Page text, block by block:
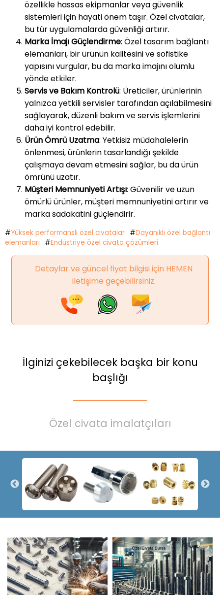
özellikle hassas ekipmanlar veya güvenlik
sistemleri için hayati önem taşır. Özel civatalar,
bu tür uygulamalarda güvenliği artırır.
Marka İmajı Güçlendirme: Özel tasarım bağlantı
elemanları, bir ürünün kalitesini ve sofistike
yapısını vurgular, bu da marka imajını olumlu
yönde etkiler.
Servis ve Bakım Kontrolü: Üreticiler, ürünlerinin
yalnızca yetkili servisler tarafından açılabilmesini
sağlayarak, düzenli bakım ve servis işlemlerini
daha iyi kontrol edebilir.
Ürün Ömrü Uzatma: Yetkisiz müdahalelerin
önlenmesi, ürünlerin tasarlandığı şekilde
çalışmaya devam etmesini sağlar, bu da ürün
ömrünü uzatır.
Müşteri Memnuniyeti Artışı: Güvenilir ve uzun
ömürlü ürünler, müşteri memnuniyetini artırır ve
marka sadakatini güçlendirir.
#Yüksek performanslı özel civatalar #Dayanıklı özel bağlantı
elemanları
#Endüstriye özel civata çözümleri
Detaylar ve güncel fiyat bilgisi için HEMEN
iletişime geçebilirsiniz.
İlginizi çekebilecek başka bir konu
başlığı
Özel civata imalatçıları